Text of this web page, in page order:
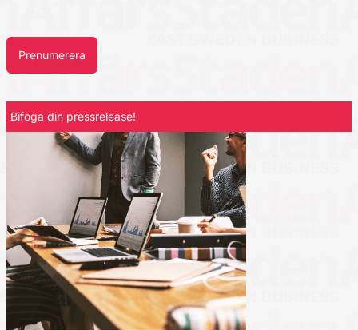
Prenumerera
Bifoga din pressrelease!